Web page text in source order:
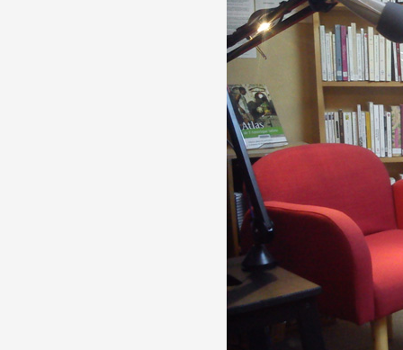
Équipe
Partenaires
Crédits
Documentation